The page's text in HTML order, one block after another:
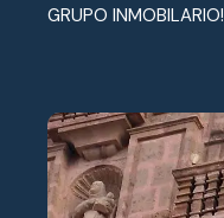
GRUPO INMOBILARIO!